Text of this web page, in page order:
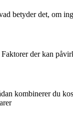
betyder det, om
der kan
kombinerer du